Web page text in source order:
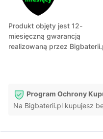
Produkt objęty jest 12-
miesięczną gwarancją
realizowaną przez
Program Ochrony
Na Bigbaterii.pl kupujesz